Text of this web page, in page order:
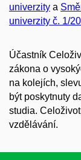
univerzity a
univerzity č. 1/
Účastník
zákona o
na kolejích,
být poskytnuty
studia.
vzdělávání.